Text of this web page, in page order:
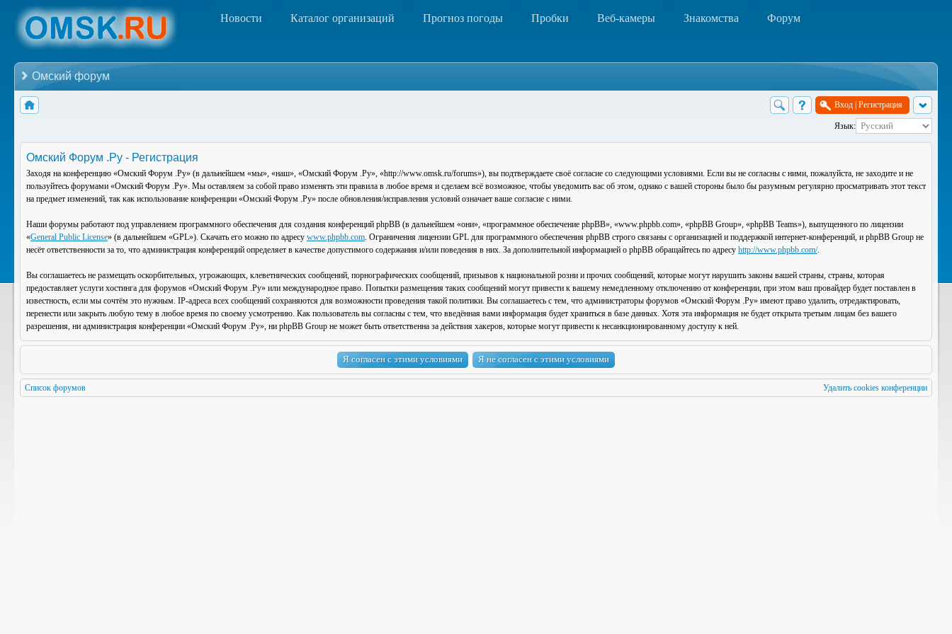
Новости Каталог организаций Прогноз погоды Пробки Веб-камеры Знакомства Форум
Омский форум
Вход Регистрация
Язык:
Омский Форум .Ру - Регистрация
Заходя на конференцию «Омский Форум .Ру» (в дальнейшем «мы», «наш», «Омский Форум .Ру», «http://www.omsk.ru/forums»), вы подтверждаете своё согласие со следующими условиями. Если вы не согласны с ними, пожалуйста, не заходите и не
пользуйтесь форумами «Омский Форум .Ру». Мы оставляем за собой право изменять эти правила в любое время и сделаем всё возможное, чтобы уведомить вас об этом, однако с вашей стороны было бы разумным регулярно просматривать этот текст
на предмет изменений, так как использование конференции «Омский Форум .Ру» после обновления/исправления условий означает ваше согласие с ними.
Наши форумы работают под управлением программного обеспечения для создания конференций phpBB (в дальнейшем «они», «программное обеспечение phpBB», «www.phpbb.com», «phpBB Group», «phpBB Teams»), выпущенного по лицензии
«General Public License» (в дальнейшем «GPL»). Скачать его можно по адресу www.phpbb.com. Ограничения лицензии GPL для программного обеспечения phpBB строго связаны с организацией и поддержкой интернет-конференций, и phpBB Group не
несёт ответственности за то, что администрация конференций определяет в качестве допустимого содержания и/или поведения в них. За дополнительной информацией о phpBB обращайтесь по адресу http://www.phpbb.com/.
Вы соглашаетесь не размещать оскорбительных, угрожающих, клеветнических сообщений, порнографических сообщений, призывов к национальной розни и прочих сообщений, которые могут нарушить законы вашей страны, страны, которая
предоставляет услуги хостинга для форумов «Омский Форум .Ру» или международное право. Попытки размещения таких сообщений могут привести к вашему немедленному отключению от конференции, при этом ваш провайдер будет поставлен в
известность, если мы сочтём это нужным. IP-адреса всех сообщений сохраняются для возможности проведения такой политики. Вы соглашаетесь с тем, что администраторы форумов «Омский Форум .Ру» имеют право удалить, отредактировать,
перенести или закрыть любую тему в любое время по своему усмотрению. Как пользователь вы согласны с тем, что введённая вами информация будет храниться в базе данных. Хотя эта информация не будет открыта третьим лицам без вашего
разрешения, ни администрация конференции «Омский Форум .Ру», ни phpBB Group не может быть ответственна за действия хакеров, которые могут привести к несанкционированному доступу к ней.
Список форумов Удалить cookies конференции